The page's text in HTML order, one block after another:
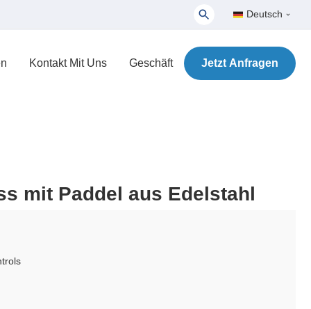
Deutsch
Kontakt Mit Uns Geschäft Jetzt Anfragen
mit Paddel aus Edelstahl